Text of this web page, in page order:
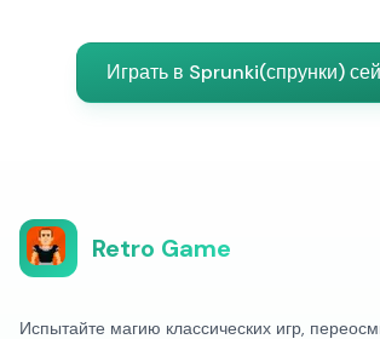
Играть в Sprunki(спрунки)
Retro Game
Испытайте магию классических игр,